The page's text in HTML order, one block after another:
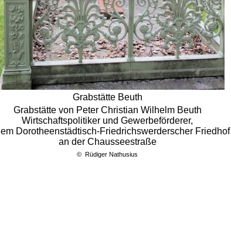
Grabstätte Beuth
Grabstätte von Peter Christian Wilhelm Beuth
Wirtschaftspolitiker und Gewerbeförderer,
Dorotheenstädtisch-Friedrichswerderscher Friedhof I
an der Chausseestraße
© Rüdiger Nathusius